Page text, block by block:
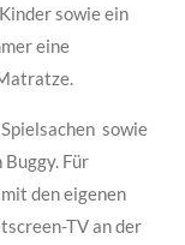
sowie ein
eine
sowie
Für
den eigenen
TV an der